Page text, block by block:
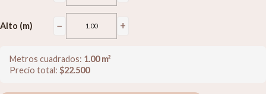
Alto (m) − +
Metros cuadrados: 1.00m²
Precio total: $22.500